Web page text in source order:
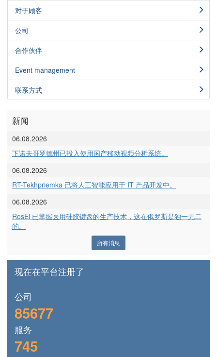
对于顾客
公司
合作伙伴
Event management
联系方式
新闻
06.08.2026
下诺夫哥罗德州已投入使用国产移动视频分析系统。
06.08.2026
RT-Tekhpriemka 已将人工智能应用于 IT 产品开发中。
06.08.2026
RosEl 已掌握医用硅胶键盘的生产技术，这在俄罗斯是独一无二
的。
所有消息
现在在平台注册了
公司
85677
服务
745